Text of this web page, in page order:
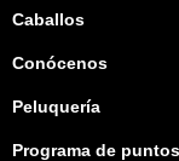
Caballos
Conócenos
Peluquería
Programa de puntos